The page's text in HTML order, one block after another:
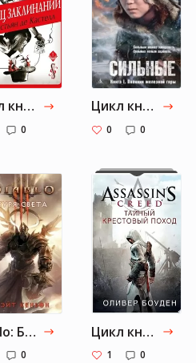
Цикл книг «Творец Заклинаний»
0
Цикл книг «Сильные»
0 0
Diablo: Буря света
0
Цикл книг «Assassin’s Creed»
1 0